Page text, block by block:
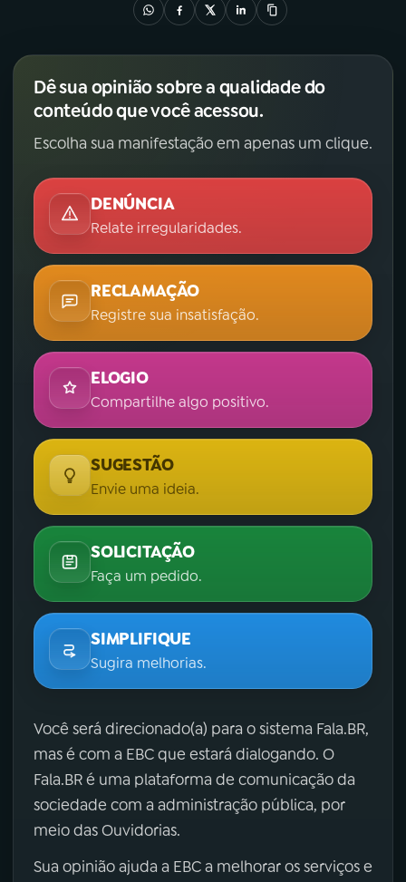
Dê sua opinião sobre a qualidade do
conteúdo que você acessou.
Escolha sua manifestação em apenas um clique.
DENÚNCIA
Relate irregularidades.
RECLAMAÇÃO
Registre sua insatisfação.
ELOGIO
Compartilhe algo positivo.
SUGESTÃO
Envie uma ideia.
SOLICITAÇÃO
Faça um pedido.
SIMPLIFIQUE
Sugira melhorias.
Você será direcionado(a) para o sistema Fala.BR,
mas é com a EBC que estará dialogando. O
Fala.BR é uma plataforma de comunicação da
sociedade com a administração pública, por
meio das Ouvidorias.
Sua opinião ajuda a EBC a melhorar os serviços e